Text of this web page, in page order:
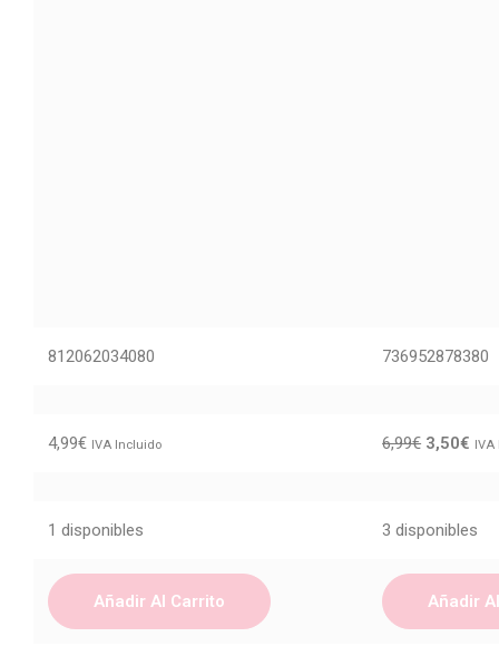
812062034080 736952878380
4,99€ IVA Incluido 6,99€ 3,50€ IVA
1 disponibles 3 disponibles
Añadir Al Carrito Añadir